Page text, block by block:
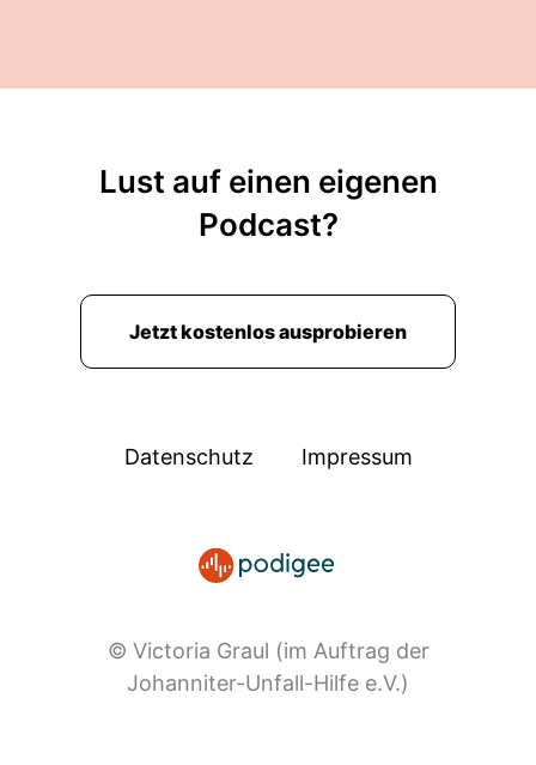
Lust auf einen eigenen
Podcast?
Jetzt kostenlos ausprobieren
Datenschutz Impressum
© Victoria Graul (im Auftrag der
Johanniter-Unfall-Hilfe e.V.)